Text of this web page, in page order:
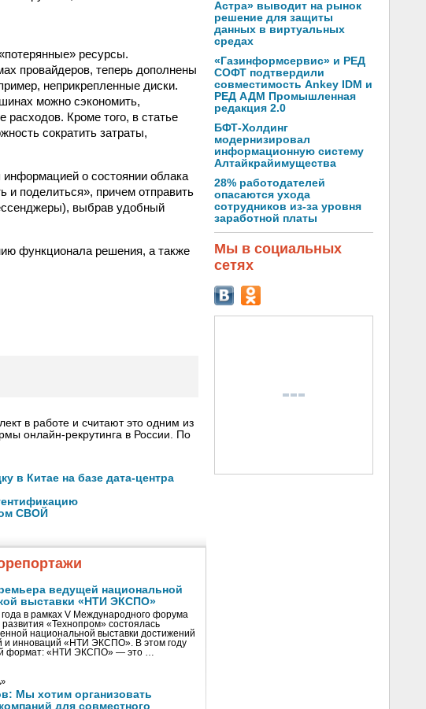
ресурсы.
провайдеров, теперь дополнены
неприкрепленные диски.
можно сэкономить,
Кроме того, в статье
сократить затраты,
о состоянии облака
поделиться», причем отправить
выбрав удобный
функционала решения, а также
в работе и считают это одним из
онлайн-рекрутинга в России. По
в Китае на базе дата-центра
СВОЙ
ведущей национальной
выставки «НТИ ЭКСПО»
в рамках V Международного форума
развития «Технопром» состоялась
национальной выставки достижений
и инноваций «НТИ ЭКСПО». В этом году
формат: «НТИ ЭКСПО» — это …
Мы хотим организовать
для совместного
Астра» выводит на рынок
решение для защиты
данных в виртуальных
средах
«Газинформсервис» и РЕД
СОФТ подтвердили
совместимость Ankey IDM и
РЕД АДМ Промышленная
редакция 2.0
БФТ-Холдинг
модернизировал
информационную систему
Алтайкрайимущества
28% работодателей
опасаются ухода
сотрудников из-за уровня
заработной платы
Мы в социальных
сетях